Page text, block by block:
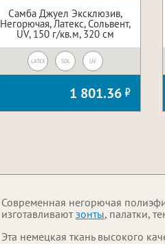
Самба Джуел Эксклюзив,
Негорючая, Латекс, Сольвент,
UV, 150 г/кв.м, 320 см
LATEX SOL UV
1 801.36
Современная негорючая
изготавливаютзонты, палатки,
Эта немецкая ткань высокого